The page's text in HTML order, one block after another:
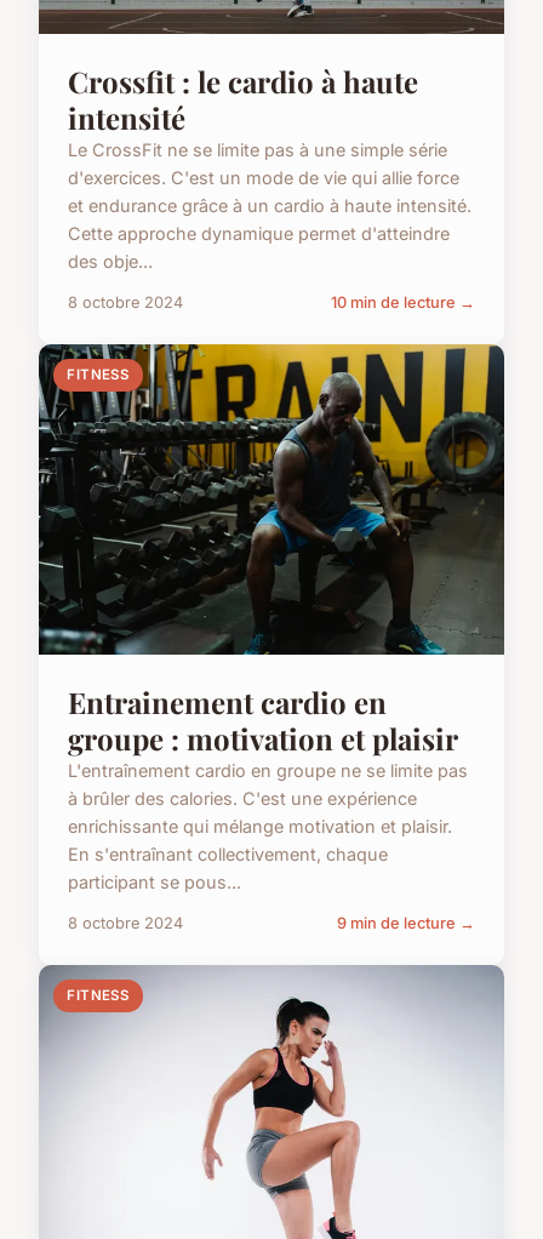
Crossfit : le cardio à haute
intensité
Le CrossFit ne se limite pas à une simple série
d'exercices. C'est un mode de vie qui allie force
et endurance grâce à un cardio à haute intensité.
Cette approche dynamique permet d'atteindre
des obje...
8 octobre 2024 10 min de lecture →
FITNESS
Entrainement cardio en
groupe : motivation et plaisir
L'entraînement cardio en groupe ne se limite pas
à brûler des calories. C'est une expérience
enrichissante qui mélange motivation et plaisir.
En s'entraînant collectivement, chaque
participant se pous...
8 octobre 2024 9 min de lecture →
FITNESS